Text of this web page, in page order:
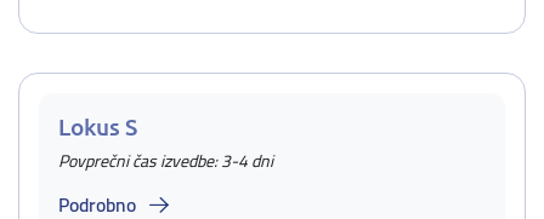
Lokus S
Povprečni čas izvedbe: 3-4 dni
Podrobno